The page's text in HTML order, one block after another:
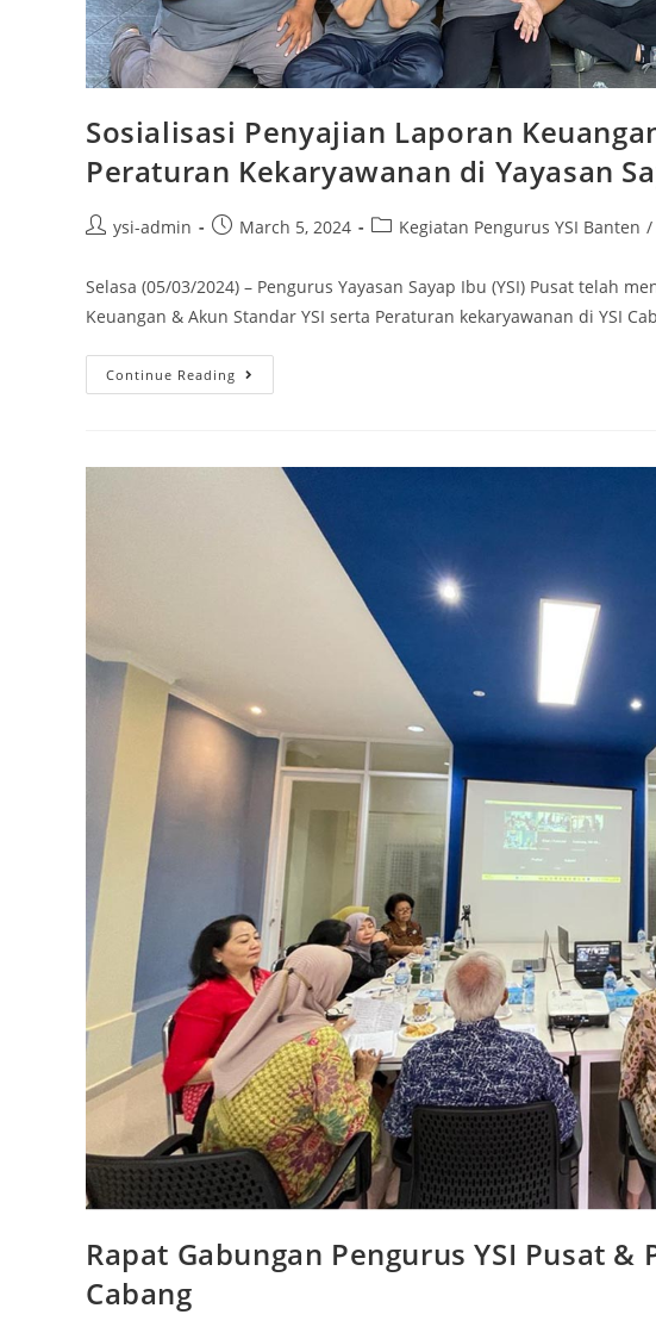
Sosialisasi Penyajian Laporan
Peraturan Kekaryawanan di Yayasan
ysi-admin March 5, 2024 Kegiatan Pengurus YSI Banten /
Selasa (05/03/2024) – Pengurus Yayasan Sayap Ibu (YSI) Pusat telah
Keuangan & Akun Standar YSI serta Peraturan kekaryawanan di YSI
Continue Reading
Rapat Gabungan Pengurus YSI Pusat &
Cabang